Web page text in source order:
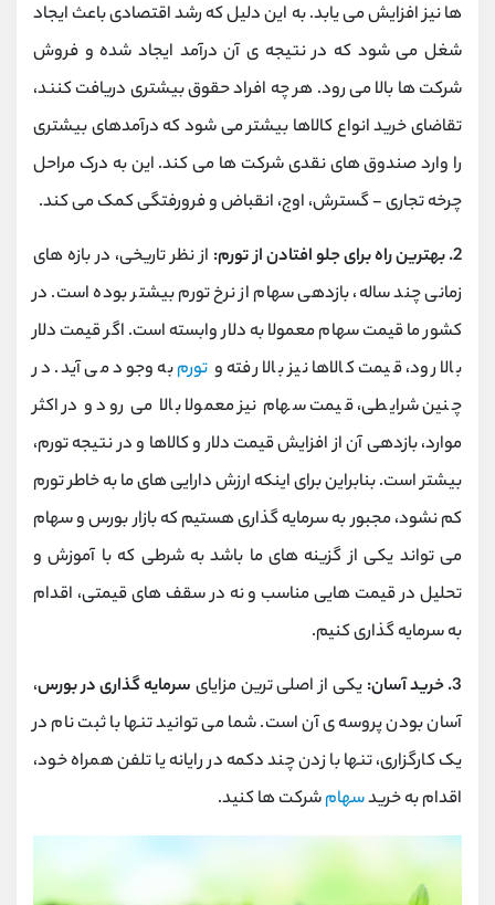
ها نیز افزایش می یابد. به این دلیل که رشد اقتصادی باعث ایجاد
شغل می شود که در نتیجه ی آن درآمد ایجاد شده و فروش
شرکت ها بالا می رود. هر چه افراد حقوق بیشتری دریافت کنند،
تقاضای خرید انواع کالاها بیشتر می شود که درآمدهای بیشتری
را وارد صندوق های نقدی شرکت ها می کند. این به درک مراحل
چرخه تجاری - گسترش، اوج، انقباض و فرورفتگی کمک می کند.
2. بهترین راه برای جلو افتادن از تورم:
از نظر تاریخی، در بازه های
زمانی چند ساله، بازدهی سهام از نرخ تورم بیشتر بوده است. در
کشور ما قیمت سهام معمولا به دلار وابسته است. اگر قیمت دلار
بالا رود، قیمت کالاها نیز بالا رفته و تورمبه وجود می آید. در
چنین شرایطی، قیمت سهام نیز معمولا بالا می رود و در اکثر
موارد، بازدهی آن از افزایش قیمت دلار و کالاها و در نتیجه تورم،
بیشتر است. بنابراین برای اینکه ارزش دارایی های ما به خاطر تورم
کم نشود، مجبور به سرمایه گذاری هستیم که بازار بورس و سهام
می تواند یکی از گزینه های ما باشد به شرطی که با آموزش و
تحلیل در قیمت هایی مناسب و نه در سقف های قیمتی، اقدام
به سرمایه گذاری کنیم.
3. خرید آسان:
یکی از اصلی ترین مزایای سرمایه گذاری در بورس،
آسان بودن پروسه ی آن است. شما می توانید تنها با ثبت نام در
یک کارگزاری، تنها با زدن چند دکمه در رایانه یا تلفن همراه خود،
اقدام به خریدسهامشرکت ها کنید.